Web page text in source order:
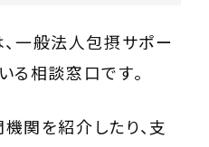
、一般法人包摂サポー
る相談窓口です。
関を紹介したり、支